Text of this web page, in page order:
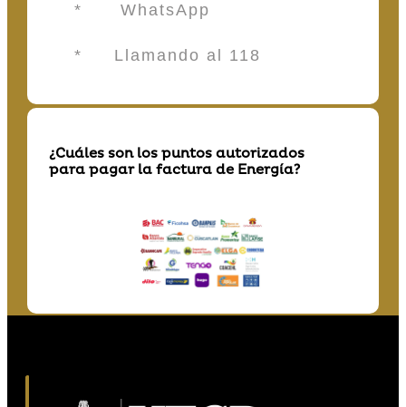
* WhatsApp
* Llamando al 118
¿Cuáles son los puntos autorizados
para pagar la factura de Energía?